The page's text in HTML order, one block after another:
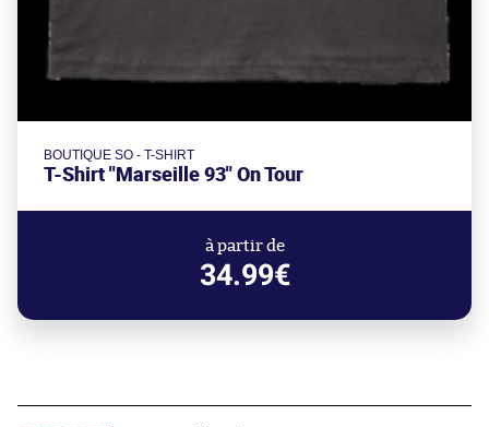
BOUTIQUE SO - T-SHIRT
T-Shirt "Marseille 93" On Tour
à partir de
34.99€